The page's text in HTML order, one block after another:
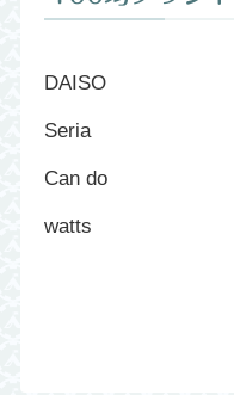
DAISO
Seria
Can do
watts